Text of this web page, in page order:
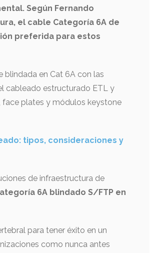
Según Fernando
el cable Categoría 6A de
preferida para estos
blindada en Cat 6A con las
cableado estructurado ETL y
face plates y módulos keystone
tipos, consideraciones y
de infraestructura de
6A blindado S/FTP en
para tener éxito en un
como nunca antes